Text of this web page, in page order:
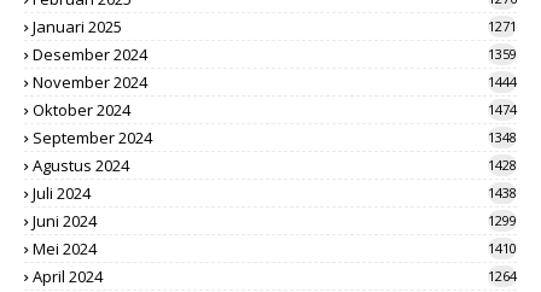
Januari 2025 1271
Desember 2024 1359
November 2024 1444
Oktober 2024 1474
September 2024 1348
Agustus 2024 1428
Juli 2024 1438
Juni 2024 1299
Mei 2024 1410
April 2024 1264